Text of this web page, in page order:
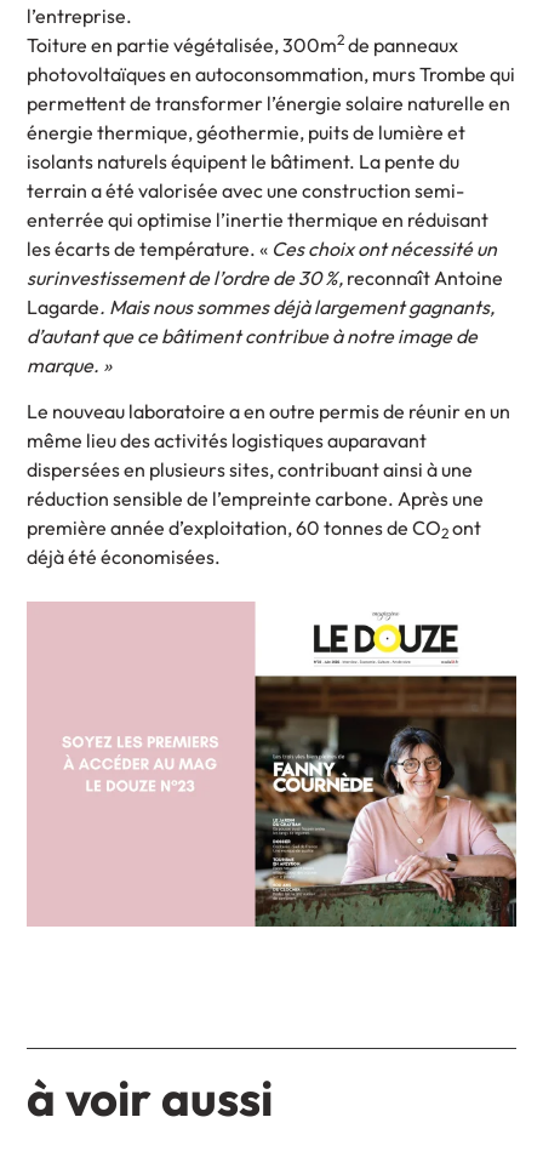
l’entreprise.
Toiture en partie végétalisée, 300m2 de panneaux
photovoltaïques en autoconsommation, murs Trombe qui
permettent de transformer l’énergie solaire naturelle en
énergie thermique, géothermie, puits de lumière et
isolants naturels équipent le bâtiment. La pente du
terrain a été valorisée avec une construction semi-
enterrée qui optimise l’inertie thermique en réduisant
les écarts de température. « Ces choix ont nécessité un
surinvestissement de l’ordre de 30 %, reconnaît Antoine
Lagarde. Mais nous sommes déjà largement gagnants,
d’autant que ce bâtiment contribue à notre image de
marque. »
Le nouveau laboratoire a en outre permis de réunir en un
même lieu des activités logistiques auparavant
dispersées en plusieurs sites, contribuant ainsi à une
réduction sensible de l’empreinte carbone. Après une
première année d’exploitation, 60 tonnes de CO2 ont
déjà été économisées.
à voir aussi